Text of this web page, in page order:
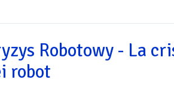
Robotowy - La
robot